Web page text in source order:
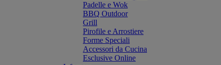
Padelle e Wok
BBQ Outdoor
Grill
Pirofile e Arrostiere
Forme Speciali
Accessori da Cucina
Esclusive Online